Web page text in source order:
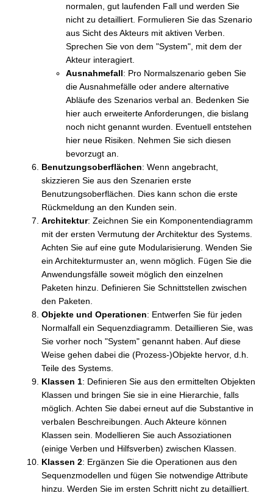
normalen, gut laufenden Fall und werden Sie
nicht zu detailliert. Formulieren Sie das Szenario
aus Sicht des Akteurs mit aktiven Verben.
Sprechen Sie von dem "System", mit dem der
Akteur interagiert.
Ausnahmefall: Pro Normalszenario geben Sie
die Ausnahmefälle oder andere alternative
Abläufe des Szenarios verbal an. Bedenken Sie
hier auch erweiterte Anforderungen, die bislang
noch nicht genannt wurden. Eventuell entstehen
hier neue Risiken. Nehmen Sie sich diesen
bevorzugt an.
Benutzungsoberflächen: Wenn angebracht,
skizzieren Sie aus den Szenarien erste
Benutzungsoberflächen. Dies kann schon die erste
Rückmeldung an den Kunden sein.
Architektur: Zeichnen Sie ein Komponentendiagramm
mit der ersten Vermutung der Architektur des Systems.
Achten Sie auf eine gute Modularisierung. Wenden Sie
ein Architekturmuster an, wenn möglich. Fügen Sie die
Anwendungsfälle soweit möglich den einzelnen
Paketen hinzu. Definieren Sie Schnittstellen zwischen
den Paketen.
Objekte und Operationen: Entwerfen Sie für jeden
Normalfall ein Sequenzdiagramm. Detaillieren Sie, was
Sie vorher noch "System" genannt haben. Auf diese
Weise gehen dabei die (Prozess-)Objekte hervor, d.h.
Teile des Systems.
Klassen 1: Definieren Sie aus den ermittelten Objekten
Klassen und bringen Sie sie in eine Hierarchie, falls
möglich. Achten Sie dabei erneut auf die Substantive in
verbalen Beschreibungen. Auch Akteure können
Klassen sein. Modellieren Sie auch Assoziationen
(einige Verben und Hilfsverben) zwischen Klassen.
Klassen 2: Ergänzen Sie die Operationen aus den
Sequenzmodellen und fügen Sie notwendige Attribute
hinzu. Werden Sie im ersten Schritt nicht zu detailliert.